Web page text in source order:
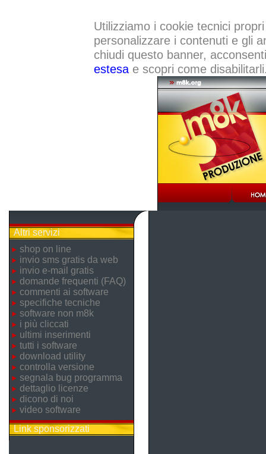
Utilizziamo i cookie tecnici
personalizzare i contenuti e gli
chiudi questo banner,
estesae scopri come
Altri servizi
shop on line
invio sms gratis da web
invio e-mail gratis
domande frequenti (FAQ)
commenti ai software
specifiche tecniche
software non m8k
i più cliccati
ultimi inserimenti
tutti i software
download utility
controlla versione
segnala bug programma
dettaglio licenze
dicono di noi
video software
Link sponsorizzati